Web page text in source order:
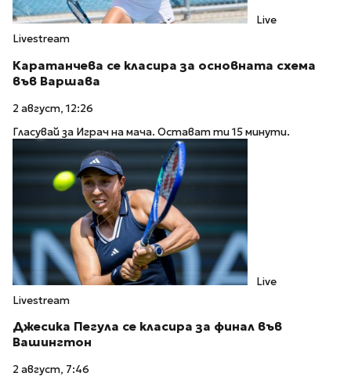
Live
Livestream
Каратанчева се класира за основната схема
във Варшава
2 август, 12:26
Гласувай за Играч на мача. Остават ти 15 минути.
Live
Livestream
Джесика Пегула се класира за финал във
Вашингтон
2 август, 7:46